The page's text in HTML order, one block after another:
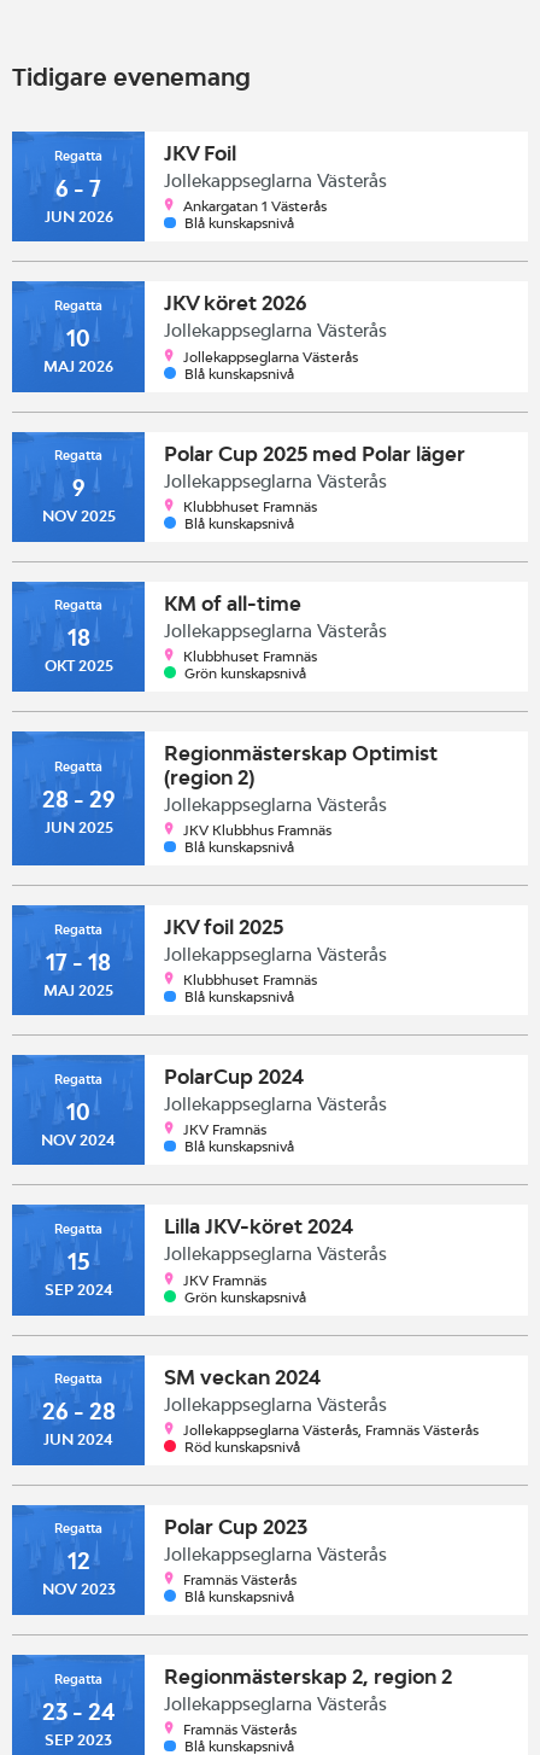
Tidigare evenemang
Regatta
6 - 7
JUN 2026
JKV Foil
Jollekappseglarna Västerås
Ankargatan 1 Västerås
Blå kunskapsnivå
Regatta
10
MAJ 2026
JKV köret 2026
Jollekappseglarna Västerås
Jollekappseglarna Västerås
Blå kunskapsnivå
Regatta
9
NOV 2025
Polar Cup 2025 med Polar läger
Jollekappseglarna Västerås
Klubbhuset Framnäs
Blå kunskapsnivå
Regatta
18
OKT 2025
KM of all-time
Jollekappseglarna Västerås
Klubbhuset Framnäs
Grön kunskapsnivå
Regatta
28 - 29
JUN 2025
Regionmästerskap Optimist
(region 2)
Jollekappseglarna Västerås
JKV Klubbhus Framnäs
Blå kunskapsnivå
Regatta
17 - 18
MAJ 2025
JKV foil 2025
Jollekappseglarna Västerås
Klubbhuset Framnäs
Blå kunskapsnivå
Regatta
10
NOV 2024
PolarCup 2024
Jollekappseglarna Västerås
JKV Framnäs
Blå kunskapsnivå
Regatta
15
SEP 2024
Lilla JKV-köret 2024
Jollekappseglarna Västerås
JKV Framnäs
Grön kunskapsnivå
Regatta
26 - 28
JUN 2024
SM veckan 2024
Jollekappseglarna Västerås
Jollekappseglarna Västerås, Framnäs Västerås
Röd kunskapsnivå
Regatta
12
NOV 2023
Polar Cup 2023
Jollekappseglarna Västerås
Framnäs Västerås
Blå kunskapsnivå
Regatta
23 - 24
SEP 2023
Regionmästerskap 2, region 2
Jollekappseglarna Västerås
Framnäs Västerås
Blå kunskapsnivå